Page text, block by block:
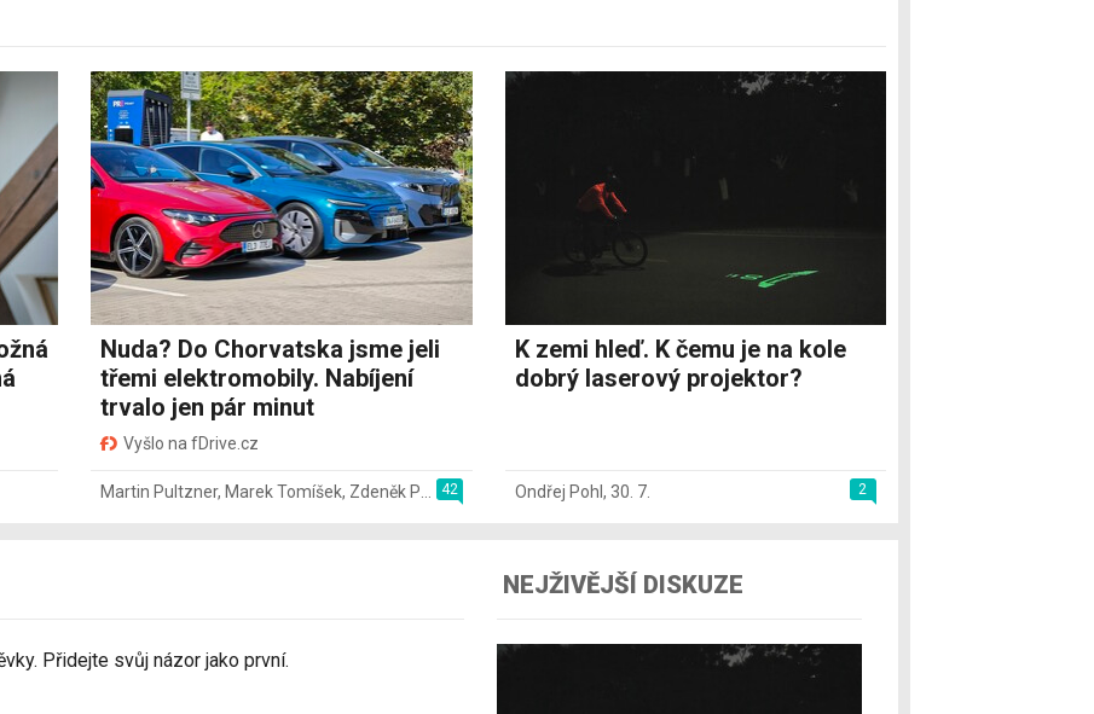
Nuda? Do Chorvatska jsme jeli
třemi elektromobily. Nabíjení
trvalo jen pár minut
Vyšlo na fDrive.cz
42
Martin Pultzner, Marek Tomíšek, Zdeněk Pečený
K zemi hleď. K čemu je na kole
dobrý laserový projektor?
2
Ondřej Pohl , 30. 7.
Přidejte svůj názor jako první.
NEJŽIVĚJŠÍ DISKUZE